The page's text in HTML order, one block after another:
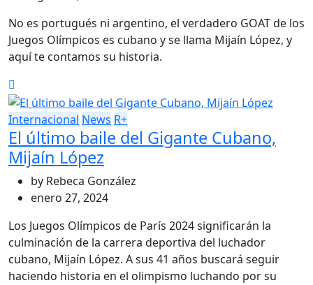
No es portugués ni argentino, el verdadero GOAT de los
Juegos Olímpicos es cubano y se llama Mijaín López, y
aquí te contamos su historia.
Internacional News R+
El último baile del Gigante Cubano,
Mijaín López
by Rebeca González
enero 27, 2024
Los Juegos Olímpicos de París 2024 significarán la
culminación de la carrera deportiva del luchador
cubano, Mijaín López. A sus 41 años buscará seguir
haciendo historia en el olimpismo luchando por su